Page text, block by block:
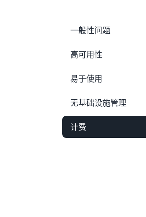
一般性问题
高可用性
易于使用
无基础设施管理
计费